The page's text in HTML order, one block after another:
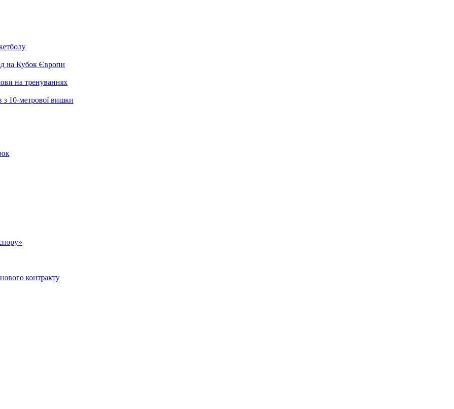
на Кубок Європи
на тренуваннях
з 10-метрової вишки
контракту